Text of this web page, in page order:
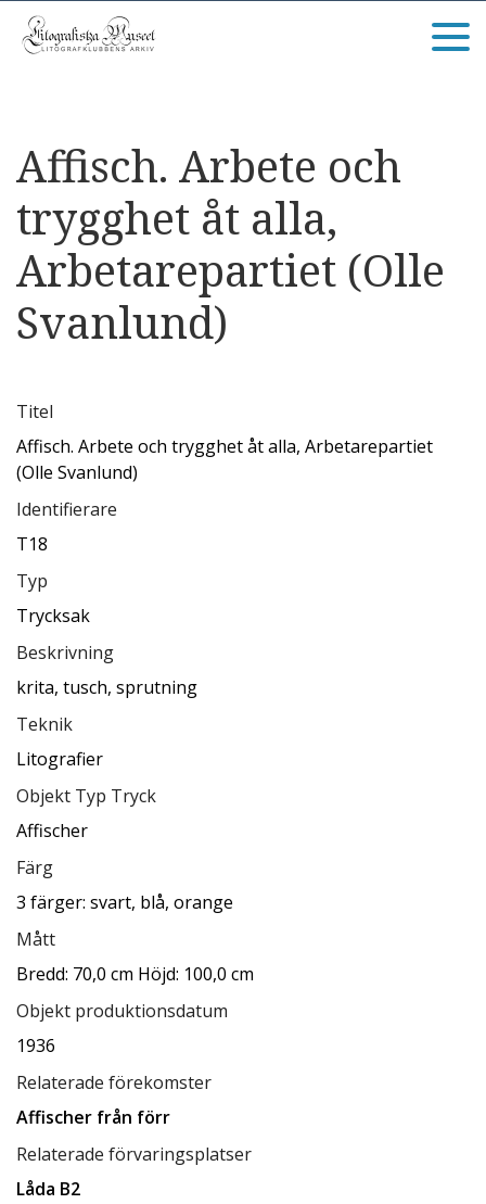
Affisch. Arbete och
trygghet åt alla,
Arbetarepartiet (Olle
Svanlund)
Titel
Affisch. Arbete och trygghet åt alla, Arbetarepartiet
(Olle Svanlund)
Identifierare
T18
Typ
Trycksak
Beskrivning
krita, tusch, sprutning
Teknik
Litografier
Objekt Typ Tryck
Affischer
Färg
3 färger: svart, blå, orange
Mått
Bredd: 70,0 cm Höjd: 100,0 cm
Objekt produktionsdatum
1936
Relaterade förekomster
Affischer från förr
Relaterade förvaringsplatser
Låda B2